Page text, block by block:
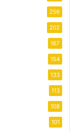
256
202
167
154
133
113
108
101